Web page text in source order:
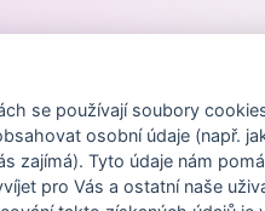
se používají soubory
osobní údaje (např.
zajímá). Tyto údaje nám
pro Vás a ostatní naše